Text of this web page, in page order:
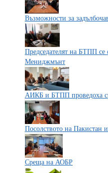
Възможности за
Председателят на БТПП
Мениджмънт
АИКБ и БТПП проведоха
Посолството на Пакистан
Среща на АОБР